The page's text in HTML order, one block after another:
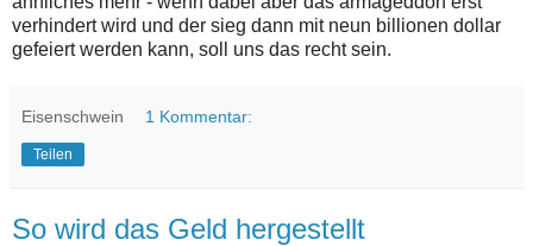
verhindert wird und der sieg dann mit neun billionen dollar
gefeiert werden kann, soll uns das recht sein.
Eisenschwein 1 Kommentar:
Teilen
So wird das Geld hergestellt